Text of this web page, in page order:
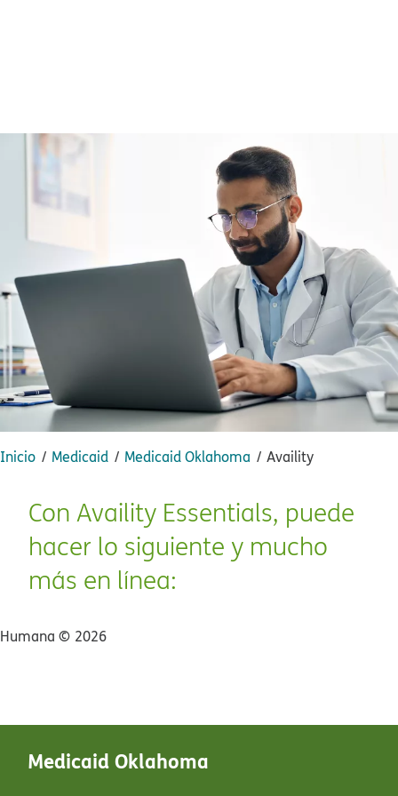
Inicio​​ Medicaid​​ Medicaid Oklahoma​​ Availity​​
Con Availity Essentials, puede
hacer lo siguiente y mucho
más en línea:​​
Medicaid Oklahoma​​
Humana ©​​ 2026​​